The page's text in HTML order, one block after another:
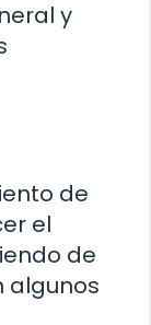
y
de
el
de
algunos